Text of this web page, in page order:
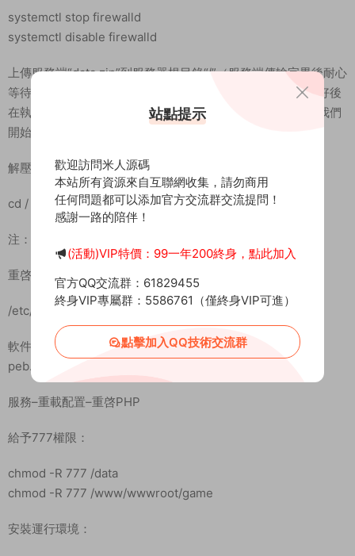
systemctl stop firewalld
systemctl disable firewalld
上傳服務端“data.zip”到服務器根目錄“/”（服務端傳輸完畢後耐心
等待軟件都安裝完畢并且把兩個PHP的擴展和禁用函數設置好後
在執行剩餘的解壓服務端等操作）PHP的設置都配置好了，我們
開始解壓服務端。
解壓服務端：
cd / && unzip data.zip
注：解壓服務端之前要确保Nginx環境已經安裝成功！
重啓Nginx：
/etc/init.d/nginx restart
軟件商店–PHP5.3–配置文件最後一行添加：extension =
peb.so
服務–重載配置–重啓PHP
給予777權限：
chmod -R 777 /data
chmod -R 777 /www/wwwroot/game
安裝運行環境：
站點提示
歡迎訪問米人源碼
本站所有資源來自互聯網收集，請勿商用
任何問題都可以添加官方交流群交流提問！
感謝一路的陪伴！
(活動)VIP特價：99一年200終身，點此加入
官方QQ交流群：61829455
終身VIP專屬群：5586761（僅終身VIP可進）
點擊加入QQ技術交流群